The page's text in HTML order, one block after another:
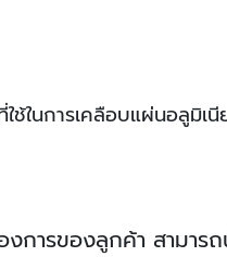
ในการเคลือบแผ่นอลูมิ
ารของลูกค้า สามารถ